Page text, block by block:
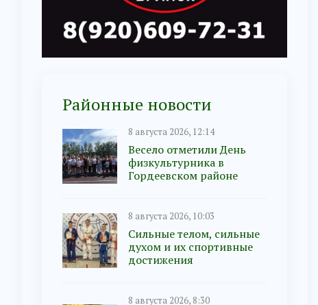
Районные новости
8 августа 2026, 12:14
Весело отметили День
физкультурника в
Гордеевском районе
8 августа 2026, 10:03
Сильные телом, сильные
духом и их спортивные
достижения
8 августа 2026, 8:30